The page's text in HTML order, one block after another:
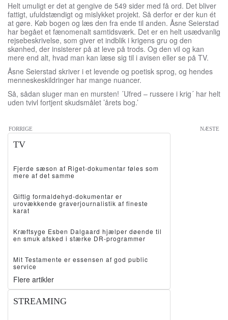
Helt umuligt er det at gengive de 549 sider med få ord. Det bliver
fattigt, ufuldstændigt og mislykket projekt. Så derfor er der kun ét
at gøre. Køb bogen og læs den fra ende til anden. Åsne Seierstad
har begået et fænomenalt samtidsværk. Det er en helt usædvanlig
rejsebeskrivelse, som giver et indblik i krigens gru og den
skønhed, der insisterer på at leve på trods. Og den vil og kan
mere end alt, hvad man kan læse sig til i avisen eller se på TV.
Åsne Seierstad skriver i et levende og poetisk sprog, og hendes
menneskeskildringer har mange nuancer.
Så, sådan sluger man en mursten! ´Ufred – russere i krig´ har helt
uden tvivl fortjent skudsmålet ’årets bog.’
FORRIGE NÆSTE
TV
Fjerde sæson af Riget-dokumentar føles som
mere af det samme
Giftig formaldehyd-dokumentar er
urovækkende graverjournalistik af fineste
karat
Kræftsyge Esben Dalgaard hjælper døende til
en smuk afsked i stærke DR-programmer
Mit Testamente er essensen af god public
service
Flere artikler
STREAMING